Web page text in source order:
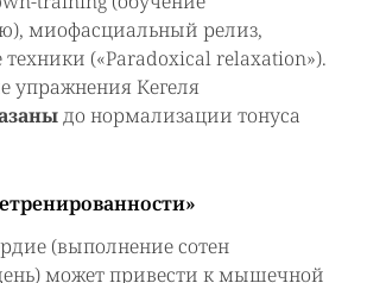
миофасциальный релиз,
(«Paradoxical relaxation»).
упражнения Кегеля
до нормализации тонуса
(выполнение сотен
может привести к мышечной